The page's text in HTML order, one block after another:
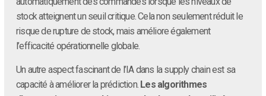
stock atteignent un seuil critique. Cela non seulement réduit le
risque de rupture de stock, mais améliore également
l’efficacité opérationnelle globale.
Un autre aspect fascinant de l’IA dans la supply chain est sa
capacité à améliorer la prédiction. Les algorithmes